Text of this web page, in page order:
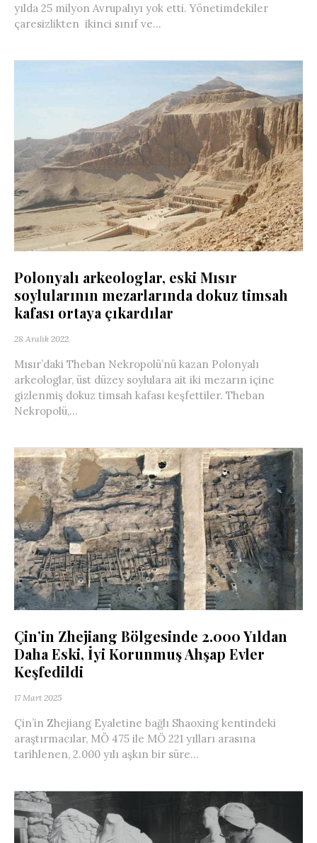
yılda 25 milyon Avrupalıyı yok etti. Yönetimdekiler
çaresizlikten ikinci sınıf ve...
Polonyalı arkeologlar, eski Mısır
soylularının mezarlarında dokuz timsah
kafası ortaya çıkardılar
28 Aralık 2022
Mısır’daki Theban Nekropolü’nü kazan Polonyalı
arkeologlar, üst düzey soylulara ait iki mezarın içine
gizlenmiş dokuz timsah kafası keşfettiler. Theban
Nekropolü,...
Çin’in Zhejiang Bölgesinde 2.000 Yıldan
Daha Eski, İyi Korunmuş Ahşap Evler
Keşfedildi
17 Mart 2025
Çin’in Zhejiang Eyaletine bağlı Shaoxing kentindeki
araştırmacılar, MÖ 475 ile MÖ 221 yılları arasına
tarihlenen, 2.000 yılı aşkın bir süre...